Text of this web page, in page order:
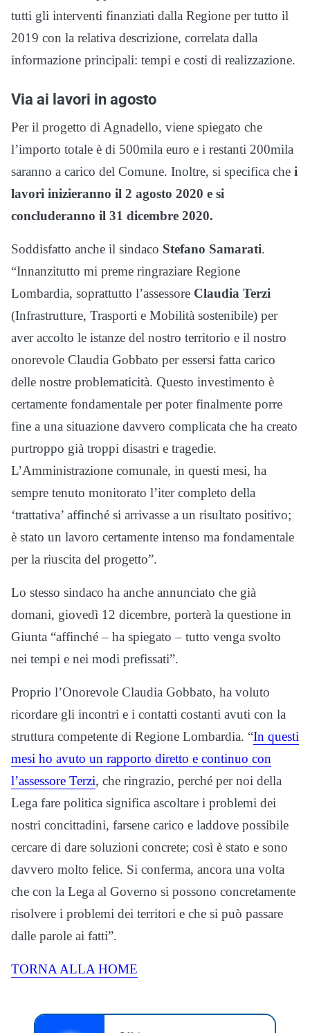
tutti gli interventi finanziati dalla Regione per tutto il
2019 con la relativa descrizione, correlata dalla
informazione principali: tempi e costi di realizzazione.
Via ai lavori in agosto
Per il progetto di Agnadello, viene spiegato che
l’importo totale è di 500mila euro e i restanti 200mila
saranno a carico del Comune. Inoltre, si specifica che i
lavori inizieranno il 2 agosto 2020 e si
concluderanno il 31 dicembre 2020.
Soddisfatto anche il sindaco Stefano Samarati.
“Innanzitutto mi preme ringraziare Regione
Lombardia, soprattutto l’assessore Claudia Terzi
(Infrastrutture, Trasporti e Mobilità sostenibile) per
aver accolto le istanze del nostro territorio e il nostro
onorevole Claudia Gobbato per essersi fatta carico
delle nostre problematicità. Questo investimento è
certamente fondamentale per poter finalmente porre
fine a una situazione davvero complicata che ha creato
purtroppo già troppi disastri e tragedie.
L’Amministrazione comunale, in questi mesi, ha
sempre tenuto monitorato l’iter completo della
‘trattativa’ affinché si arrivasse a un risultato positivo;
è stato un lavoro certamente intenso ma fondamentale
per la riuscita del progetto”.
Lo stesso sindaco ha anche annunciato che già
domani, giovedì 12 dicembre, porterà la questione in
Giunta “affinché – ha spiegato – tutto venga svolto
nei tempi e nei modi prefissati”.
Proprio l’Onorevole Claudia Gobbato, ha voluto
ricordare gli incontri e i contatti costanti avuti con la
struttura competente di Regione Lombardia. “In questi
mesi ho avuto un rapporto diretto e continuo con
l’assessore Terzi, che ringrazio, perché per noi della
Lega fare politica significa ascoltare i problemi dei
nostri concittadini, farsene carico e laddove possibile
cercare di dare soluzioni concrete; così è stato e sono
davvero molto felice. Si conferma, ancora una volta
che con la Lega al Governo si possono concretamente
risolvere i problemi dei territori e che si può passare
dalle parole ai fatti”.
TORNA ALLA HOME